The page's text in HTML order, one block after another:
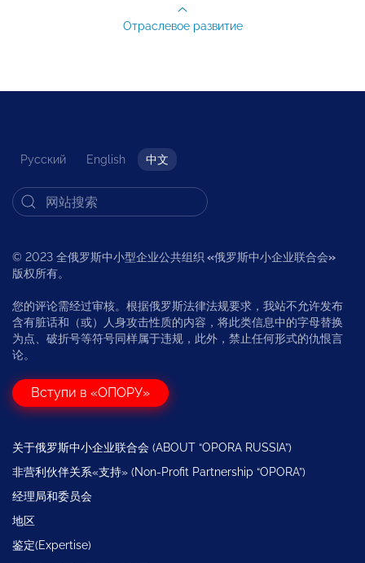
Отраслевое развитие
Русский English 中文
© 2023 全俄罗斯中小型企业公共组织 «俄罗斯中小企业联合会»
版权所有。
您的评论需经过审核。根据俄罗斯法律法规要求，我站不允许发布
含有脏话和（或）人身攻击性质的内容，将此类信息中的字母替换
为点、破折号等符号同样属于违规，此外，禁止任何形式的仇恨言
论。
Вступи в «ОПОРУ»
关于俄罗斯中小企业联合会 (ABOUT “OPORA RUSSIA”)
非营利伙伴关系«支持» (Non-Profit Partnership “OPORA”)
经理局和委员会
地区
鉴定(Expertise)